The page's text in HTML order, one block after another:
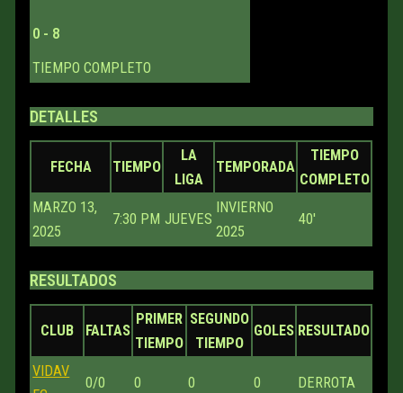
0 - 8
TIEMPO COMPLETO
DETALLES
FECHA TIEMPO
LA
LIGA
TEMPORADA
TIEMPO
COMPLETO
MARZO 13,
2025
7:30 PM JUEVES
INVIERNO
2025
40'
RESULTADOS
CLUB FALTAS
PRIMER
TIEMPO
SEGUNDO
TIEMPO
GOLES RESULTADO
VIDAV
0/0 0 0 0 DERROTA